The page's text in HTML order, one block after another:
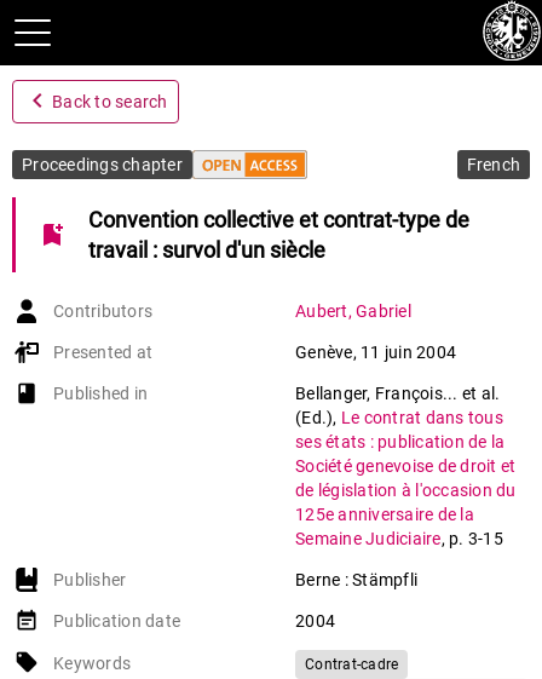
navigate_before Back to search
Proceedings chapter French
bookmark_add
Convention collective et contrat-type de
travail : survol d'un siècle
Contributors Aubert, Gabriel
Presented at Genève, 11 juin 2004
book-open
Published in
Bellanger, François... et al.
(Ed.), Le contrat dans tous
ses états : publication de la
Société genevoise de droit et
de législation à l'occasion du
125e anniversaire de la
Semaine Judiciaire, p. 3-15
Publisher Berne : Stämpfli
event_note Publication date 2004
local_offer Keywords
Contrat-cadre